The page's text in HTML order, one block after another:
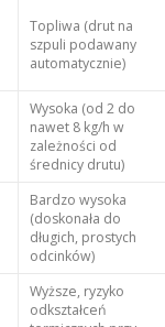
Topliwa (drut na
szpuli podawany
automatycznie)
Wysoka (od 2 do
nawet 8 kg/h w
zależności od
średnicy drutu)
Bardzo wysoka
(doskonała do
długich, prostych
odcinków)
Wyższe, ryzyko
odkształceń